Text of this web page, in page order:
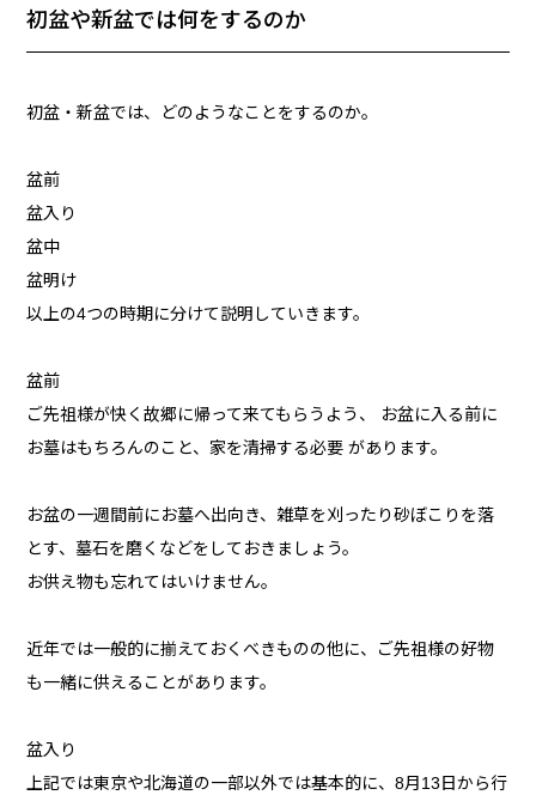
初盆や新盆では何をするのか
初盆・新盆では、どのようなことをするのか。
盆前
盆入り
盆中
盆明け
以上の4つの時期に分けて説明していきます。
盆前
ご先祖様が快く故郷に帰って来てもらうよう、 お盆に入る前に
お墓はもちろんのこと、家を清掃する必要 があります。
お盆の一週間前にお墓へ出向き、雑草を刈ったり砂ぼこりを落
とす、墓石を磨くなどをしておきましょう。
お供え物も忘れてはいけません。
近年では一般的に揃えておくべきものの他に、ご先祖様の好物
も一緒に供えることがあります。
盆入り
上記では東京や北海道の一部以外では基本的に、8月13日から行